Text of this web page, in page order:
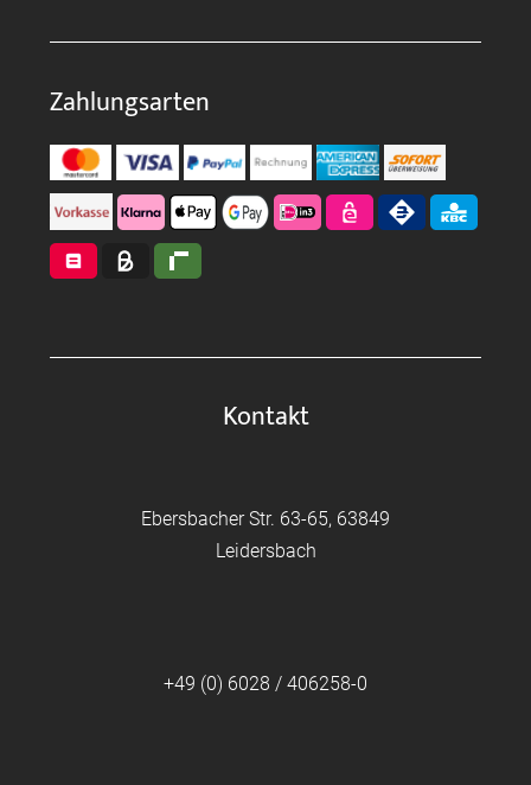
Zahlungsarten
Kontakt
Ebersbacher Str. 63-65, 63849
Leidersbach
+49 (0) 6028 / 406258-0